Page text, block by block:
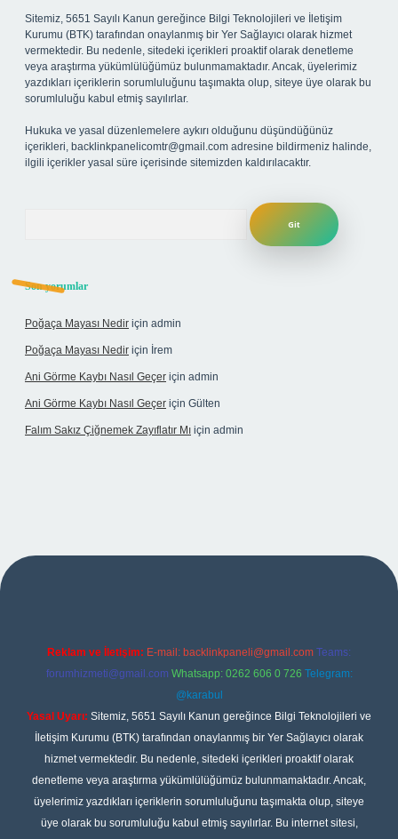
Sitemiz, 5651 Sayılı Kanun gereğince Bilgi Teknolojileri ve İletişim
Kurumu (BTK) tarafından onaylanmış bir Yer Sağlayıcı olarak hizmet
vermektedir. Bu nedenle, sitedeki içerikleri proaktif olarak denetleme
veya araştırma yükümlülüğümüz bulunmamaktadır. Ancak, üyelerimiz
yazdıkları içeriklerin sorumluluğunu taşımakta olup, siteye üye olarak bu
sorumluluğu kabul etmiş sayılırlar.
Hukuka ve yasal düzenlemelere aykırı olduğunu düşündüğünüz
içerikleri, backlinkpanelicomtr@gmail.com adresine bildirmeniz halinde,
ilgili içerikler yasal süre içerisinde sitemizden kaldırılacaktır.
Son yorumlar
Poğaça Mayası Nedir için admin
Poğaça Mayası Nedir için İrem
Ani Görme Kaybı Nasıl Geçer için admin
Ani Görme Kaybı Nasıl Geçer için Gülten
Falım Sakız Çiğnemek Zayıflatır Mı için admin
Reklam ve İletişim: E-mail: backlinkpaneli@gmail.com Teams:
forumhizmeti@gmail.com Whatsapp: 0262 606 0 726 Telegram:
@karabul
Yasal Uyarı: Sitemiz, 5651 Sayılı Kanun gereğince Bilgi Teknolojileri ve
İletişim Kurumu (BTK) tarafından onaylanmış bir Yer Sağlayıcı olarak
hizmet vermektedir. Bu nedenle, sitedeki içerikleri proaktif olarak
denetleme veya araştırma yükümlülüğümüz bulunmamaktadır. Ancak,
üyelerimiz yazdıkları içeriklerin sorumluluğunu taşımakta olup, siteye
üye olarak bu sorumluluğu kabul etmiş sayılırlar. Bu internet sitesi,